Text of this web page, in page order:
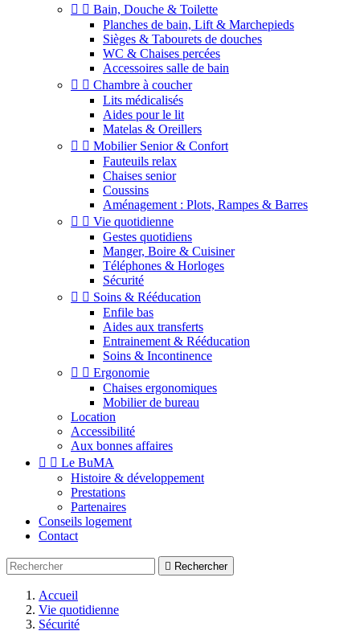
  Bain, Douche & Toilette
Planches de bain, Lift & Marchepieds
Sièges & Tabourets de douches
WC & Chaises percées
Accessoires salle de bain
  Chambre à coucher
Lits médicalisés
Aides pour le lit
Matelas & Oreillers
  Mobilier Senior & Confort
Fauteuils relax
Chaises senior
Coussins
Aménagement : Plots, Rampes & Barres
  Vie quotidienne
Gestes quotidiens
Manger, Boire & Cuisiner
Téléphones & Horloges
Sécurité
  Soins & Rééducation
Enfile bas
Aides aux transferts
Entrainement & Rééducation
Soins & Incontinence
  Ergonomie
Chaises ergonomiques
Mobilier de bureau
Location
Accessibilité
Aux bonnes affaires
  Le BuMA
Histoire & développement
Prestations
Partenaires
Conseils logement
Contact
 Rechercher
Accueil
Vie quotidienne
Sécurité